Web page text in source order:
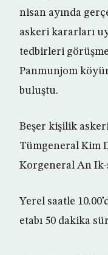
nisan ayında
askeri kararları
tedbirleri
Panmunjom
buluştu.
Beşer kişilik
Tümgeneral Kim
Korgeneral An Ik-
Yerel saatle
etabı 50 dakika